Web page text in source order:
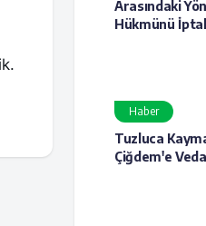
Arasındaki
Hükmünü
Haber
Tuzluca
Çiğdem'e